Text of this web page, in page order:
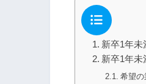
新卒1年未
新卒1年未
希望の